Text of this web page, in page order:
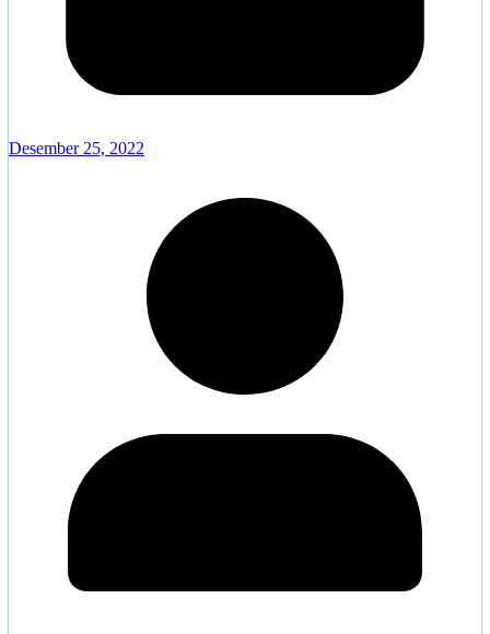
Desember 25, 2022